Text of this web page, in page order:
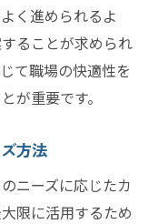
く進められるよ
ることが求められ
て職場の快適性を
が重要です。
方法
ニーズに応じたカ
限に活用するため